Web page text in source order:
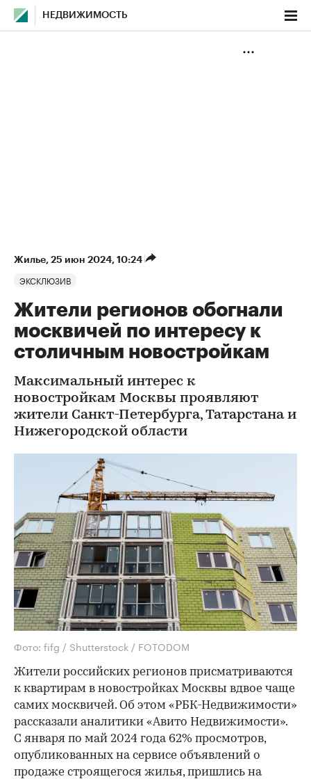
НЕДВИЖИМОСТЬ
Жилье⁠, 25 июн 2024, 10:24
ЭКСКЛЮЗИВ
Жители регионов обогнали
москвичей по интересу к
столичным новостройкам
Максимальный интерес к
новостройкам Москвы проявляют
жители Санкт-Петербурга, Татарстана и
Нижегородской области
Фото: fifg / Shutterstock / FOTODOM
Жители российских регионов присматриваются
к квартирам в новостройках Москвы вдвое чаще
самих москвичей. Об этом «РБК-Недвижимости»
рассказали аналитики «Авито Недвижимости».
С января по май 2024 года 62% просмотров,
опубликованных на сервисе объявлений о
продаже строящегося жилья, пришлись на